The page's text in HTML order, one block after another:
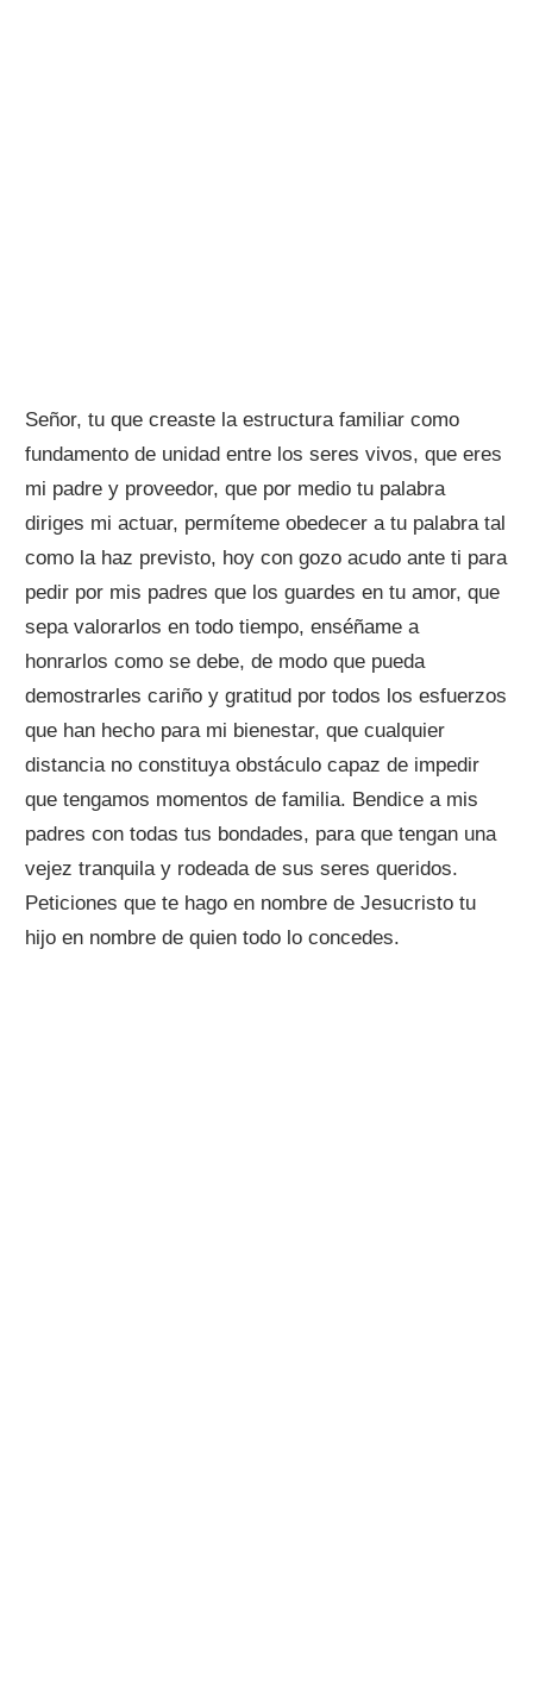
Señor, tu que creaste la estructura familiar como
fundamento de unidad entre los seres vivos, que eres
mi padre y proveedor, que por medio tu palabra
diriges mi actuar, permíteme obedecer a tu palabra tal
como la haz previsto, hoy con gozo acudo ante ti para
pedir por mis padres que los guardes en tu amor, que
sepa valorarlos en todo tiempo, enséñame a
honrarlos como se debe, de modo que pueda
demostrarles cariño y gratitud por todos los esfuerzos
que han hecho para mi bienestar, que cualquier
distancia no constituya obstáculo capaz de impedir
que tengamos momentos de familia. Bendice a mis
padres con todas tus bondades, para que tengan una
vejez tranquila y rodeada de sus seres queridos.
Peticiones que te hago en nombre de Jesucristo tu
hijo en nombre de quien todo lo concedes.